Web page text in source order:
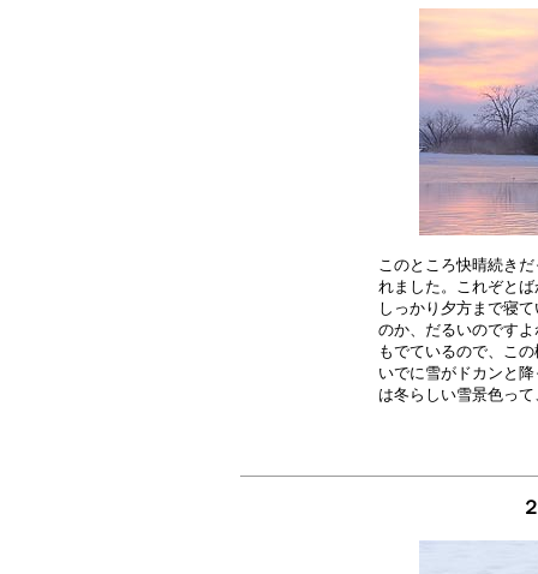
このところ快晴続き
れました。これぞと
しっかり夕方まで寝
のか、だるいのです
もでているので、こ
いでに雪がドカンと